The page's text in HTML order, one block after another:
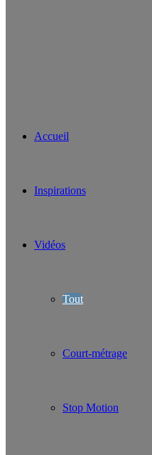
Accueil
Inspirations
Vidéos
Tout
Court-métrage
Stop Motion